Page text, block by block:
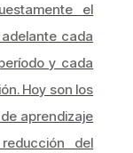
el
cada
y cada
Hoy son los
aprendizaje
del